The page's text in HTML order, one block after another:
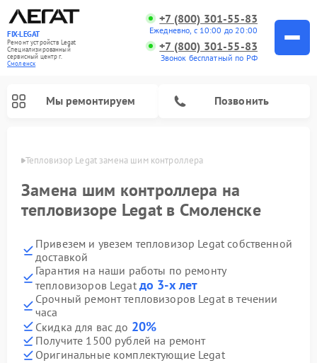
FIX-LEGAT
Ремонт устройств Legat
Специализированный
cервисный центр г.
Смоленск
+7 (800) 301-55-83
Ежедневно, с 10:00 до 20:00
+7 (800) 301-55-83
Звонок бесплатный по РФ
Мы ремонтируем Позвонить
Тепловизор Legat замена шим контроллера
Замена шим контроллера на
тепловизоре Legat в Смоленске
Привезем и увезем тепловизор Legat собственной
доставкой
Гарантия на наши работы по ремонту
тепловизоров Legat до 3-х лет
Срочный ремонт тепловизоров Legat в течении
часа
Скидка для вас до 20%
Получите 1500 рублей на ремонт
Оригинальные комплектующие Legat